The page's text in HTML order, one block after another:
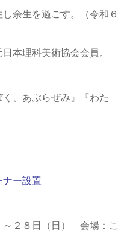
余生を過ごす。（令和６
本理科美術協会会員。
く、あぶらぜみ』『わた
ナー設置
２８日（日） 会場：こ